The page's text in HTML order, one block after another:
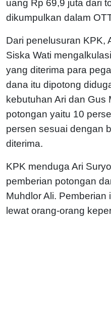
uang Rp 69,9 juta dari
dikumpulkan dalam
Dari penelusuran KPK,
Siska Wati
yang diterima para
dana itu dipotong
kebutuhan Ari dan Gus
potongan yaitu 10
persen sesuai dengan
diterima.
KPK menduga Ari
pemberian potongan
Muhdlor Ali. Pemberian
lewat orang-orang